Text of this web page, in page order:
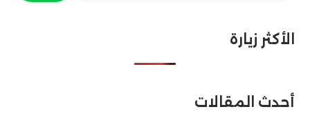
الأكثر زيارة
أحدث المقالات